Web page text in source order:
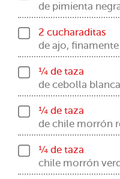
de pimienta
2 cucharaditas
de ajo,
¼ de taza
de cebolla
¼ de taza
de chile morrón
¼ de taza
chile morrón